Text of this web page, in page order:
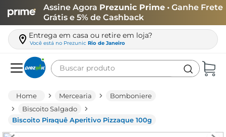
Assine Agora Prezunic Prime • Ganhe Frete
Grátis e 5% de Cashback
Entrega em casa ou retire em loja?
Você está no Prezunic Rio de Janeiro
Buscar produto
Mercearia
Bomboniere
Biscoito Salgado
Biscoito Piraquê Aperitivo Pizzaque 100g
leite